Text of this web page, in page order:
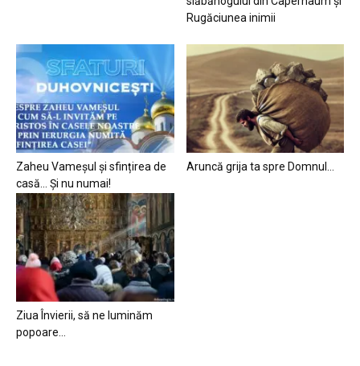
Rugăciunea inimii
Zaheu Vameșul și sfințirea de
casă… Și nu numai!
Aruncă grija ta spre Domnul…
Ziua Învierii, să ne luminăm
popoare…